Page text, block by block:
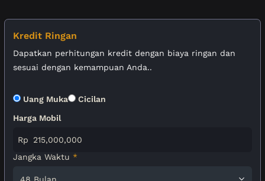
Apple Carplay
Android Auto
Automatic Wiper
LED Daytime
Electrics Folding Rear
View Mirror
Kredit Ringan
Dapatkan perhitungan kredit dengan biaya ringan dan
sesuai dengan kemampuan Anda..
Uang Muka
Cicilan
Harga Mobil
Rp
Jangka Waktu *